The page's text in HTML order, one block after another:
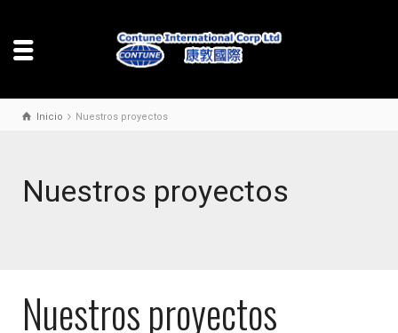
Inicio Nuestros proyectos
Nuestros proyectos
Nuestros proyectos